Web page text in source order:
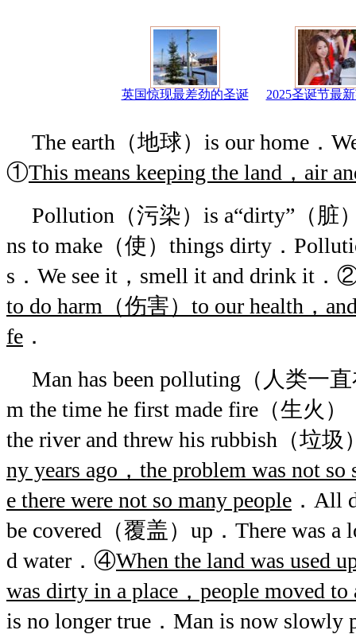
英国惊现最差劲的圣诞 2025圣诞节最
The earth（地球）is our home．
①This means keeping the land，air
Pollution（污染）is a“dirty”（脏
ns to make（使）things dirty．
s．We see it，smell it and drink it．
to do harm（伤害）to our health，
fe ．
Man has been polluting（人类一
m the time he first made fire（生火）
the river and threw his rubbish（垃
ny years ago，the problem was not
e there were not so many people ．All
be covered（覆盖）up．There was a
d water．④When the land was used
was dirty in a place，people moved to
is no longer true．Man is now slowly